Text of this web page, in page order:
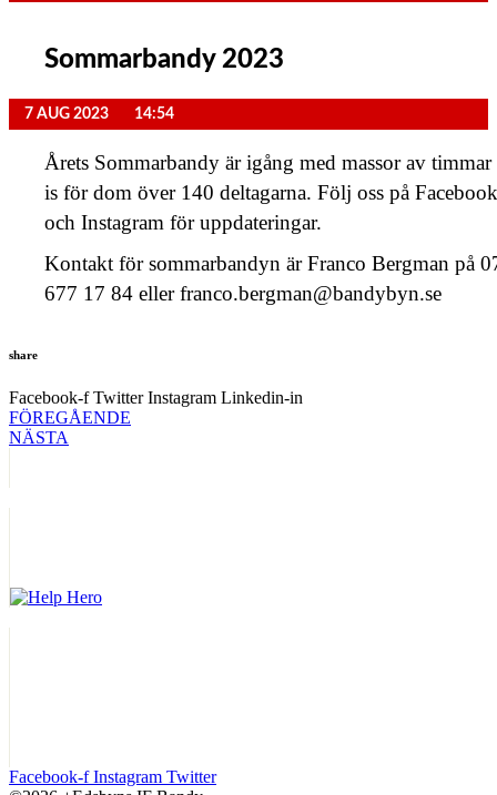
Sommarbandy 2023
7 AUG 2023 14:54
Årets Sommarbandy är igång med massor av timmar
is för dom över 140 deltagarna. Följ oss på Facebook
och Instagram för uppdateringar.
Kontakt för sommarbandyn är Franco Bergman på
677 17 84 eller franco.bergman@bandybyn.se
share
Facebook-f Twitter Instagram Linkedin-in
FÖREGÅENDE
NÄSTA
Facebook-f Instagram Twitter